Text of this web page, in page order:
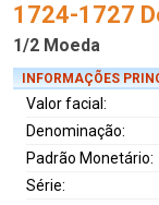
1724-1727
1/2 Moeda
INFORMAÇÕES
Valor facial:
Denominação:
Padrão Monetário:
Série: